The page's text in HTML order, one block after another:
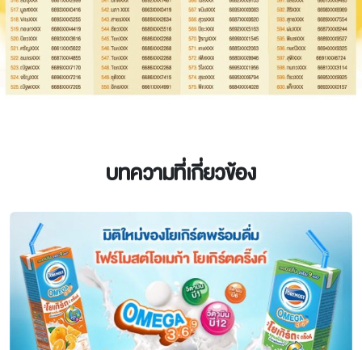
บทความที่เกี่ยวข้อง